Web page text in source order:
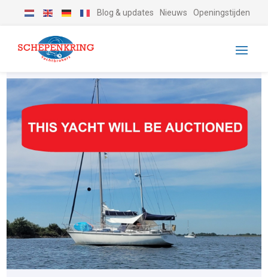
Blog & updates Nieuws Openingstijden